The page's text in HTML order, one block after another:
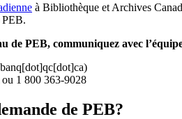
à Bibliothèque et Archives
PEB.
de PEB, communiquez avec
)
ou 1 800 363-9028
de PEB?